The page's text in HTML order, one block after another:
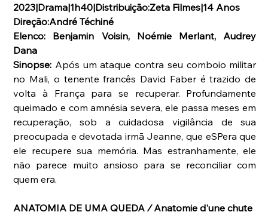
2023|Drama|1h40|Distribuição:Zeta Filmes|14 Anos
Direção:André Téchiné
Elenco: Benjamin Voisin, Noémie Merlant, Audrey
Dana
Sinopse: Após um ataque contra seu comboio militar
no Mali, o tenente francês David Faber é trazido de
volta à França para se recuperar. Profundamente
queimado e com amnésia severa, ele passa meses em
recuperação, sob a cuidadosa vigilância de sua
preocupada e devotada irmã Jeanne, que eSPera que
ele recupere sua memória. Mas estranhamente, ele
não parece muito ansioso para se reconciliar com
quem era.
ANATOMIA DE UMA QUEDA / Anatomie d'une chute